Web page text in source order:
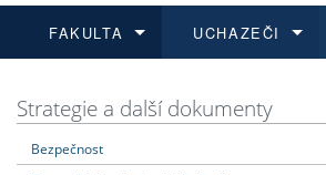
FAKULTA
Dozvědět se více
UCHAZEČI
Podat přihlášku
Dozvědět se více
Dozvědět se více
Dozvědět se více
Strategie a další dokumenty
Bezpečnost